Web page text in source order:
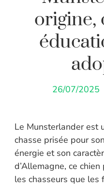
origine,
26/07/2025
Le Munsterlander est
chasse prisée pour
énergie et son
d’Allemagne, ce
les chasseurs que les